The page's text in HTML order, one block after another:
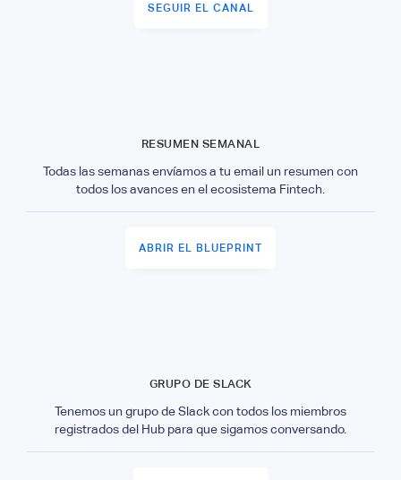
SEGUIR EL CANAL
RESUMEN SEMANAL
Todas las semanas envíamos a tu email un resumen con
todos los avances en el ecosistema Fintech.
ABRIR EL BLUEPRINT
GRUPO DE SLACK
Tenemos un grupo de Slack con todos los miembros
registrados del Hub para que sigamos conversando.